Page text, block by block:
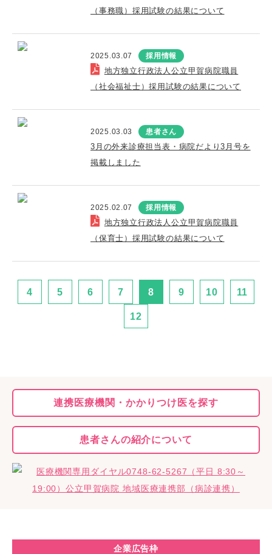
（事務職）採用試験の結果について
2025.03.07 採用情報
地方独立行政法人公立甲賀病院職員
（社会福祉士）採用試験の結果について
2025.03.03 患者さん
3月の外来診療担当表・病院だより3月号を
掲載しました
2025.02.07 採用情報
地方独立行政法人公立甲賀病院職員
（保育士）採用試験の結果について
4 5 6 7 8 9 10 11
12
連携医療機関・かかりつけ医を探す
患者さんの紹介について
企業広告枠